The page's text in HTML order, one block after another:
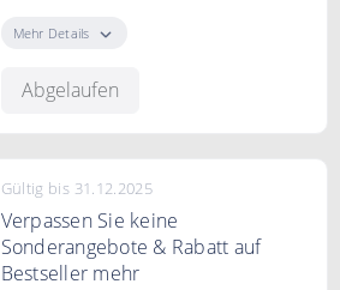
Mehr Details
Abgelaufen
Gültig bis 31.12.2025
Verpassen Sie keine
Sonderangebote & Rabatt auf
Bestseller mehr